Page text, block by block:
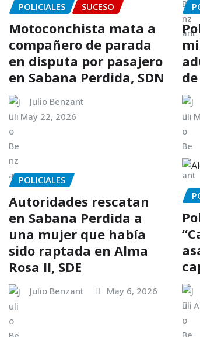
POLICIALES SUCESO
Motoconchista mata a
compañero de parada
en disputa por pasajero
en Sabana Perdida, SDN
Julio Benzant
May 22, 2026
POLICIALES
Autoridades rescatan
en Sabana Perdida a
una mujer que había
sido raptada en Alma
Rosa II, SDE
Julio Benzant May 6, 2026